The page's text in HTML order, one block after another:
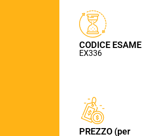
CODICE ESAME
EX336
PREZZO (per